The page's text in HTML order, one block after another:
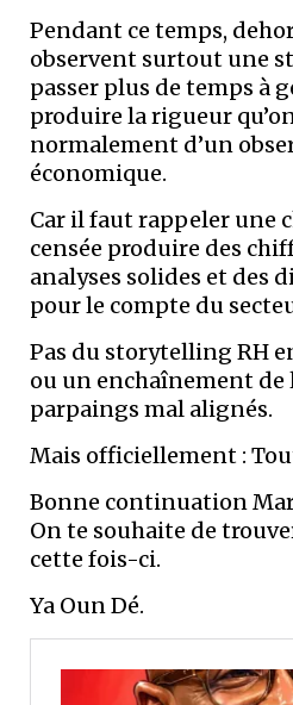
Pendant ce temps,
observent surtout une
passer plus de temps à
produire la rigueur
normalement d’un
économique.
Car il faut rappeler une
censée produire des
analyses solides et des
pour le compte du
Pas du storytelling RH
ou un enchaînement de
parpaings mal alignés.
Mais officiellement :
Bonne continuation
On te souhaite de
cette fois-ci.
Ya Oun Dé.